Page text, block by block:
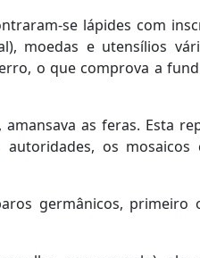
se lápides com
moedas e utensílios
o que comprova a
as feras. Esta
os
germânicos, primeiro